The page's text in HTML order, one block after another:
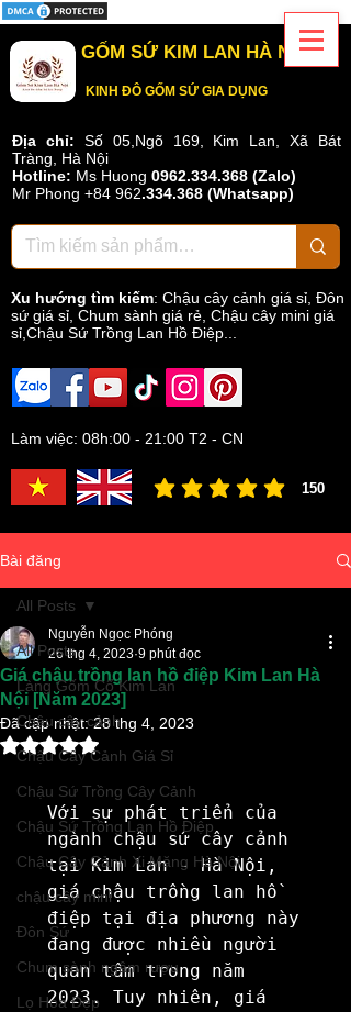
GỐM SỨ KIM LAN HÀ NỘI
KINH ĐÔ GỐM SỨ GIA DỤNG
Địa chỉ: Số 05,Ngõ 169, Kim Lan, Xã Bát
Tràng, Hà Nội
Hotline: Ms Huong 0962.334.368 (Zalo)
Mr Phong +84 962.334.368 (Whatsapp)
Xu hướng tìm kiếm: Chậu cây cảnh giá sỉ Đôn
sứ giá sỉ Chum sành giá rẻ Chậu cây mini giá
sỉ,Chậu Sứ Trồng Lan Hồ Điệp...
Làm việc: 08h:00 - 21:00 T2 - CN
150
đánh giá trung bình là 3 /5,
Bài đăng
All Posts
Làng Gốm Cổ Kim Lan
Chậu cây cảnh
Chậu Cây Cảnh Giá Sỉ
Chậu Sứ Trồng Cây Cảnh
Chậu Sứ Trồng Lan Hồ Điệp
Chậu Cây Cảnh Xi Măng Hà Nội
chậu cây mini
Đôn Sứ
Chum sành ngâm rượu
Lọ Hoa Đẹp
All Posts
Giá chậu trồng lan hồ điệp Kim Lan Hà
Nội [Năm 2023]
Nguyễn Ngọc Phóng
26 thg 4, 2023 9 phút đọc
Đã cập nhật:28 thg 4, 2023
Đã xếp hạng NaN/5 sao.
Với sự phát triển của
ngành chậu sứ cây cảnh
tại Kim Lan - Hà Nội,
giá chậu trồng lan hồ
điệp tại địa phương này
đang được nhiều người
quan tâm trong năm
2023. Tuy nhiên, giá